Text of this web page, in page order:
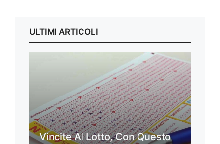
ULTIMI ARTICOLI
Vincite Al Lotto, Con Questo